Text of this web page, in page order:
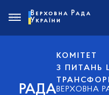
РАДА
КОМІТЕТ
З ПИТАНЬ
ВЕРХОВНА
Верховна Рада
України